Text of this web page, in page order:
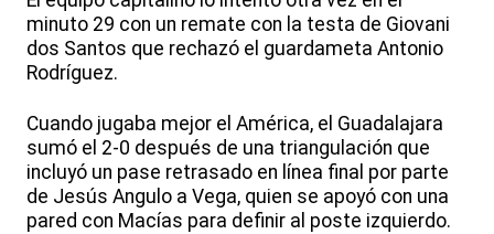
minuto 29 con un remate con la testa de Giovani
dos Santos que rechazó el guardameta Antonio
Rodríguez.
Cuando jugaba mejor el América, el Guadalajara
sumó el 2-0 después de una triangulación que
incluyó un pase retrasado en línea final por parte
de Jesús Angulo a Vega, quien se apoyó con una
pared con Macías para definir al poste izquierdo.